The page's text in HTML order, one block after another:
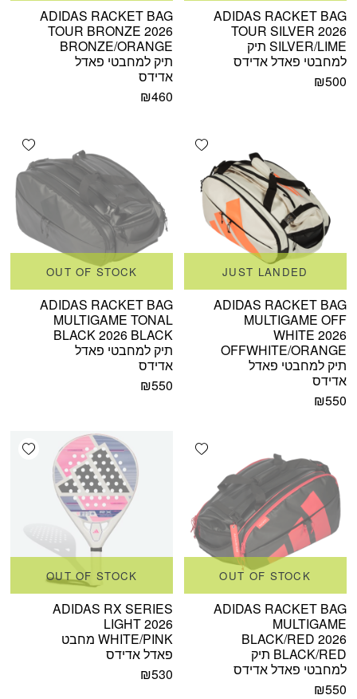
ADIDAS RACKET BAG
TOUR SILVER 2026
SILVER/LIME תיק
למחבטי פאדל אדידס
₪500
ADIDAS RACKET BAG
TOUR BRONZE 2026
BRONZE/ORANGE
תיק למחבטי פאדל
אדידס
₪460
Add wishlist
JUST LANDED
ADIDAS RACKET BAG
MULTIGAME OFF
WHITE 2026
OFFWHITE/ORANGE
תיק למחבטי פאדל
אדידס
₪550
OUT OF STOCK
ADIDAS RACKET BAG
MULTIGAME TONAL
BLACK 2026 BLACK
תיק למחבטי פאדל
אדידס
₪550
Add wishlist
OUT OF STOCK
ADIDAS RACKET BAG
MULTIGAME
BLACK/RED 2026
BLACK/RED תיק
למחבטי פאדל אדידס
₪550
OUT OF STOCK
ADIDAS RX SERIES
LIGHT 2026
WHITE/PINK מחבט
פאדל אדידס
₪530